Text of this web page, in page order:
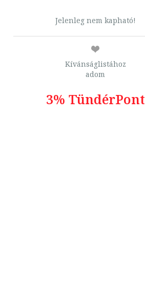
Jelenleg nem kapható!
Kívánságlistához
adom
3% TündérPont